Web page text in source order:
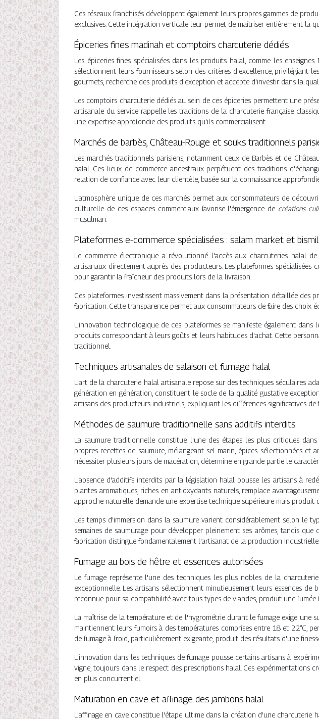
Ces réseaux franchisés développent également leurs propres gammes de
exclusives. Cette intégration verticale leur permet de maîtriser entièrement la
Épiceries fines madinah et comptoirs charcuterie dédiés
Les épiceries fines spécialisées dans les produits halal, comme les
sélectionnent leurs fournisseurs selon des critères d'excellence, privilégiant
gourmets, recherche des produits d'exception et accepte d'investir dans la
Les comptoirs charcuterie dédiés au sein de ces épiceries permettent une
artisanale du service rappelle les traditions de la charcuterie française
une expertise approfondie des produits qu'ils commercialisent.
Marchés de barbès, Château-Rouge et souks traditionnels
Les marchés traditionnels parisiens, notamment ceux de Barbès et de
halal. Ces lieux de commerce ancestraux perpétuent des traditions
relation de confiance avec leur clientèle, basée sur la connaissance
L'atmosphère unique de ces marchés permet aux consommateurs de
culturelle de ces espaces commerciaux favorise l'émergence de créations
musulman.
Plateformes e-commerce spécialisées : salam market et
Le commerce électronique a révolutionné l'accès aux charcuteries halal
artisanaux directement auprès des producteurs. Les plateformes
pour garantir la fraîcheur des produits lors de la livraison.
Ces plateformes investissent massivement dans la présentation détaillée des
fabrication. Cette transparence permet aux consommateurs de faire des choix
L'innovation technologique de ces plateformes se manifeste également
produits correspondant à leurs goûts et leurs habitudes d'achat. Cette
traditionnel.
Techniques artisanales de salaison et fumage halal
L'art de la charcuterie halal artisanale repose sur des techniques séculaires
génération en génération, constituent le socle de la qualité gustative
artisans des producteurs industriels, expliquant les différences significatives
Méthodes de saumure traditionnelle sans additifs interdits
La saumure traditionnelle constitue l'une des étapes les plus critiques
propres recettes de saumure, mélangeant sel marin, épices sélectionnées
nécessiter plusieurs jours de macération, détermine en grande partie le
L'absence d'additifs interdits par la législation halal pousse les artisans à
plantes aromatiques, riches en antioxydants naturels, remplace
approche naturelle demande une expertise technique supérieure mais produit
Les temps d'immersion dans la saumure varient considérablement selon le
semaines de saumurage pour développer pleinement ses arômes, tandis
fabrication distingue fondamentalement l'artisanat de la production industrielle.
Fumage au bois de hêtre et essences autorisées
Le fumage représente l'une des techniques les plus nobles de la
exceptionnelle. Les artisans sélectionnent minutieusement leurs essences
reconnue pour sa compatibilité avec tous types de viandes, produit une
La maîtrise de la température et de l'hygrométrie durant le fumage exige une
maintiennent leurs fumoirs à des températures comprises entre 18 et 22°C,
de fumage à froid, particulièrement exigeante, produit des résultats d'une
L'innovation dans les techniques de fumage pousse certains artisans à
vigne, toujours dans le respect des prescriptions halal. Ces
en plus concurrentiel.
Maturation en cave et affinage des jambons halal
L'affinage en cave constitue l'étape ultime dans la création d'une